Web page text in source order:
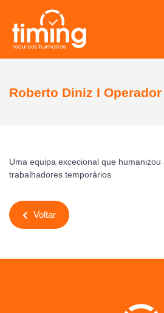
Roberto Diniz I
Uma equipa excecional que
trabalhadores temporários
Voltar